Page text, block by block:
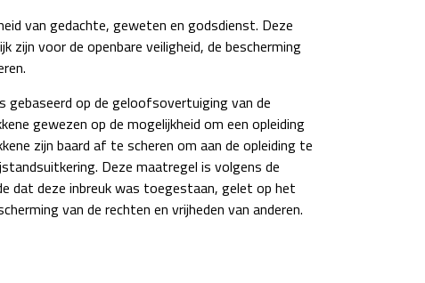
van gedachte, geweten en godsdienst. Deze
zijn voor de openbare veiligheid, de bescherming
gebaseerd op de geloofsovertuiging van de
gewezen op de mogelijkheid om een opleiding
zijn baard af te scheren om aan de opleiding te
Deze maatregel is volgens de
dat deze inbreuk was toegestaan, gelet op het
van de rechten en vrijheden van anderen.